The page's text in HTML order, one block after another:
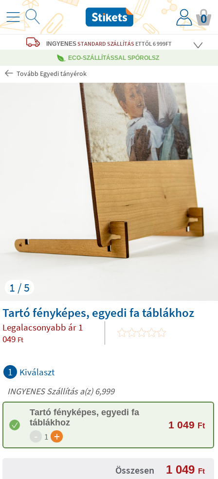
0
INGYENESSTANDARD SZÁLLÍTÁS ETTŐL 6 999FT
ECO-SZÁLLÍTÁSSAL SPÓROLSZ
Tovább Egyedi tányérok
1 / 5
Tartó fényképes, egyedi fa táblákhoz
Legalacsonyabb ár 1
049 Ft
1 Kiválaszt
INGYENES Szállítás a(z) 6,999
Tartó fényképes, egyedi fa
táblákhoz
- 1 +
1 049 Ft
Összesen 1 049 Ft